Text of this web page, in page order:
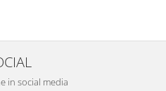
in social media